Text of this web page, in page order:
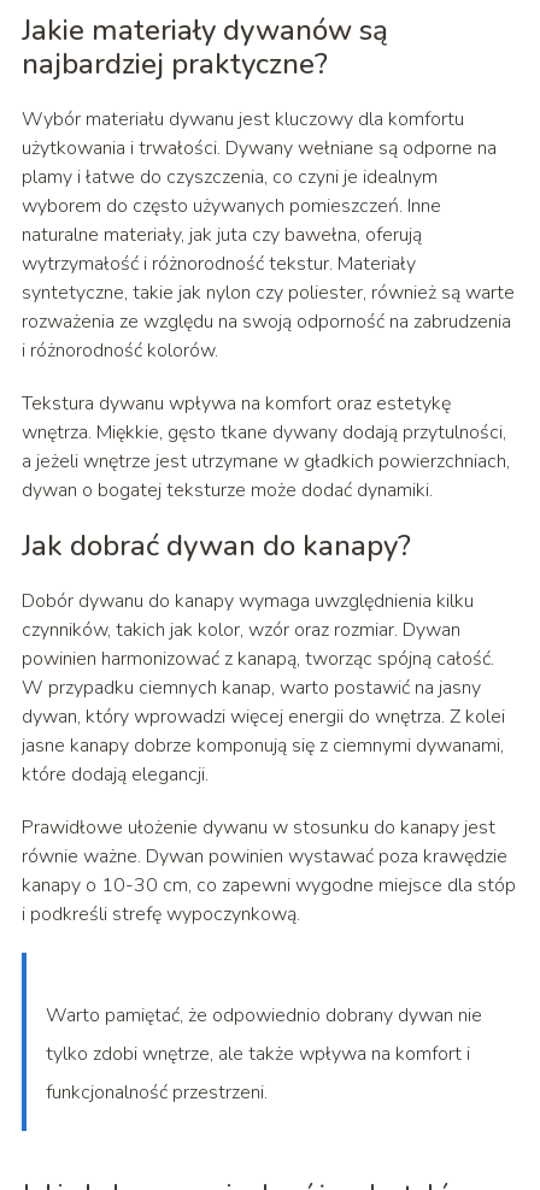
Jakie materiały dywanów są
najbardziej praktyczne?
Wybór materiału dywanu jest kluczowy dla komfortu
użytkowania i trwałości. Dywany wełniane są odporne na
plamy i łatwe do czyszczenia, co czyni je idealnym
wyborem do często używanych pomieszczeń. Inne
naturalne materiały, jak juta czy bawełna, oferują
wytrzymałość i różnorodność tekstur. Materiały
syntetyczne, takie jak nylon czy poliester, również są warte
rozważenia ze względu na swoją odporność na zabrudzenia
i różnorodność kolorów.
Tekstura dywanu wpływa na komfort oraz estetykę
wnętrza. Miękkie, gęsto tkane dywany dodają przytulności,
a jeżeli wnętrze jest utrzymane w gładkich powierzchniach,
dywan o bogatej teksturze może dodać dynamiki.
Jak dobrać dywan do kanapy?
Dobór dywanu do kanapy wymaga uwzględnienia kilku
czynników, takich jak kolor, wzór oraz rozmiar. Dywan
powinien harmonizować z kanapą, tworząc spójną całość.
W przypadku ciemnych kanap, warto postawić na jasny
dywan, który wprowadzi więcej energii do wnętrza. Z kolei
jasne kanapy dobrze komponują się z ciemnymi dywanami,
które dodają elegancji.
Prawidłowe ułożenie dywanu w stosunku do kanapy jest
równie ważne. Dywan powinien wystawać poza krawędzie
kanapy o 10-30 cm, co zapewni wygodne miejsce dla stóp
i podkreśli strefę wypoczynkową.
Warto pamiętać, że odpowiednio dobrany dywan nie
tylko zdobi wnętrze, ale także wpływa na komfort i
funkcjonalność przestrzeni.